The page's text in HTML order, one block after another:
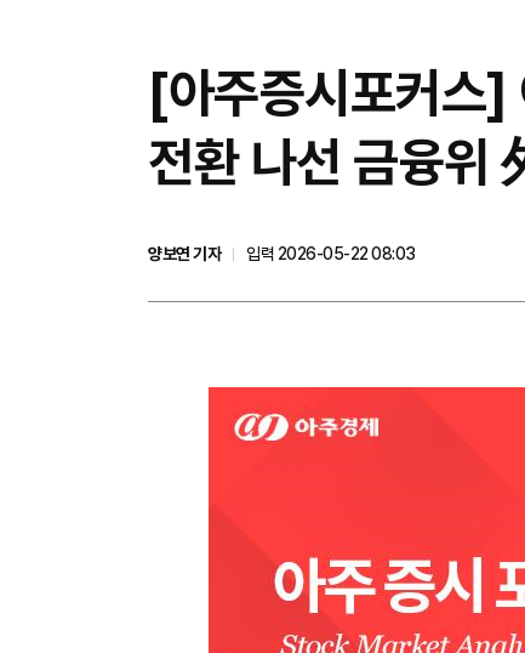
[아주증시포커스]
전환 나선 금융위
양보연 기자
입력 2026-05-22 08:03